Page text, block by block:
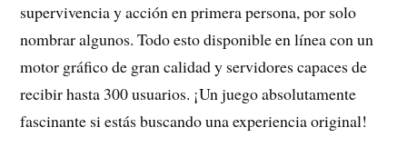
supervivencia y acción en primera persona, por solo
nombrar algunos. Todo esto disponible en línea con un
motor gráfico de gran calidad y servidores capaces de
recibir hasta 300 usuarios. ¡Un juego absolutamente
fascinante si estás buscando una experiencia original!